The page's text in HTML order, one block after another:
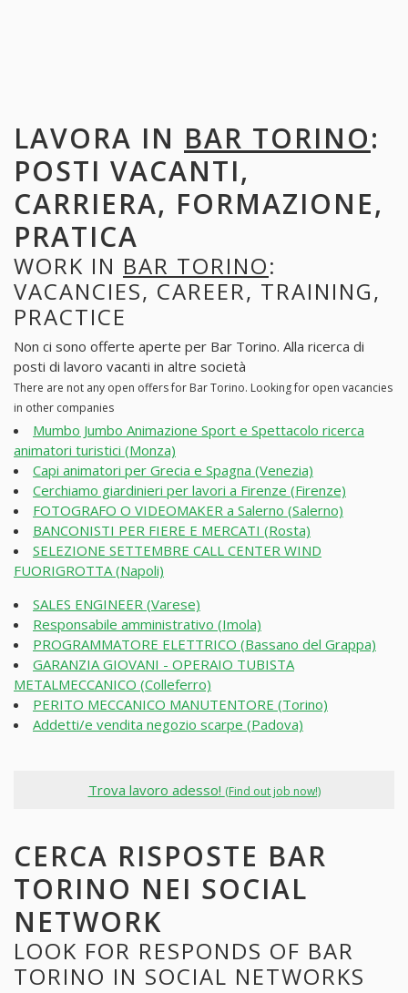
LAVORA IN BAR TORINO:
POSTI VACANTI,
CARRIERA, FORMAZIONE,
PRATICA
WORK IN BAR TORINO:
VACANCIES, CAREER, TRAINING,
PRACTICE
Non ci sono offerte aperte per Bar Torino. Alla ricerca di
posti di lavoro vacanti in altre società
There are not any open offers for Bar Torino. Looking for open vacancies
in other companies
Mumbo Jumbo Animazione Sport e Spettacolo ricerca
animatori turistici (Monza)
Capi animatori per Grecia e Spagna (Venezia)
Cerchiamo giardinieri per lavori a Firenze (Firenze)
FOTOGRAFO O VIDEOMAKER a Salerno (Salerno)
BANCONISTI PER FIERE E MERCATI (Rosta)
SELEZIONE SETTEMBRE CALL CENTER WIND
FUORIGROTTA (Napoli)
SALES ENGINEER (Varese)
Responsabile amministrativo (Imola)
PROGRAMMATORE ELETTRICO (Bassano del Grappa)
GARANZIA GIOVANI - OPERAIO TUBISTA
METALMECCANICO (Colleferro)
PERITO MECCANICO MANUTENTORE (Torino)
Addetti/e vendita negozio scarpe (Padova)
Trova lavoro adesso! (Find out job now!)
CERCA RISPOSTE BAR
TORINO NEI SOCIAL
NETWORK
LOOK FOR RESPONDS OF BAR
TORINO IN SOCIAL NETWORKS